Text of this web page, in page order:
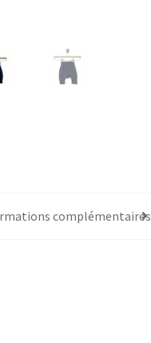
complémentaires